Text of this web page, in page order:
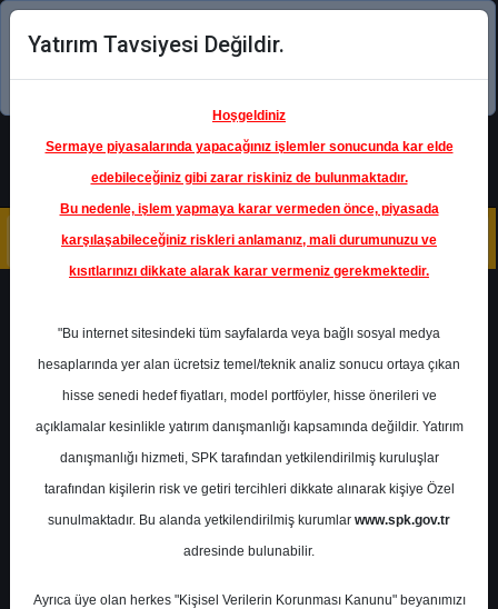
Şimdi uygulamayı indirin!
EBEBK - EBEBEK MAGAZACILIK
A S
Hedef Fiyat 100.20 ₺
Getiri
%26.28
0
Get.
0
Yatırım Tavsiyesi Değildir.
Hoşgeldiniz
Sermaye piyasalarında yapacağınız işlemler sonucunda kar elde
edebileceğiniz gibi zarar riskiniz de bulunmaktadır.
Bu nedenle, işlem yapmaya karar vermeden önce, piyasada
karşılaşabileceğiniz riskleri anlamanız, mali durumunuzu ve
kısıtlarınızı dikkate alarak karar vermeniz gerekmektedir.
"Bu internet sitesindeki tüm sayfalarda veya bağlı sosyal medya
hesaplarında yer alan ücretsiz temel/teknik analiz sonucu ortaya çıkan
hisse senedi hedef fiyatları, model portföyler, hisse önerileri ve
açıklamalar kesinlikle yatırım danışmanlığı kapsamında değildir. Yatırım
danışmanlığı hizmeti, SPK tarafından yetkilendirilmiş kuruluşlar
tarafından kişilerin risk ve getiri tercihleri dikkate alınarak kişiye Özel
sunulmaktadır. Bu alanda yetkilendirilmiş kurumlar www.spk.gov.tr
adresinde bulunabilir.
Ayrıca üye olan herkes "Kişisel Verilerin Korunması Kanunu" beyanımızı